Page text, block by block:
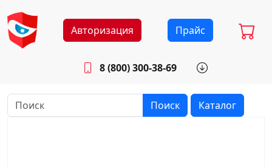
Авторизация Прайс
8 (800) 300-38-69
Будни: 8.30 - 17.00
Поиск Каталог